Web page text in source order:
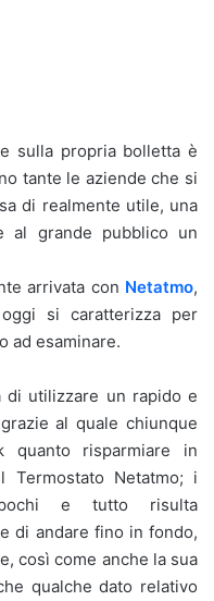
sulla propria bolletta è
tante le aziende che si
di realmente utile, una
al grande pubblico un
arrivata con Netatmo,
si caratterizza per
ad esaminare.
utilizzare un rapido e
al quale chiunque
quanto risparmiare in
Netatmo; i
e tutto risulta
di andare fino in fondo,
così come anche la sua
qualche dato relativo